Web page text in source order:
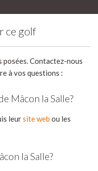
ce golf
posées. Contactez-nous
à vos questions :
Mâcon la Salle?
leursite web ou les
la Salle?